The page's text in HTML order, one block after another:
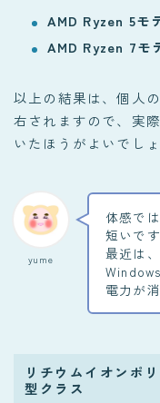
AMD Ryzen 5モ
AMD Ryzen 7モ
以上の結果は、個人
右されますので、実
いたほうがよいでしょ
yume
体感で
短いです
最近は
電力が
リチウムイオンポ
型クラス